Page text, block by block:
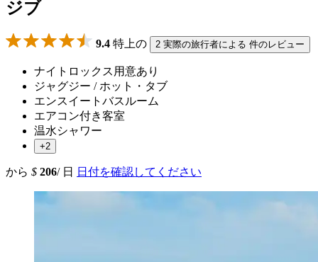
ジブ
9.4 特上の 2 実際の旅行者による 件のレビュー
ナイトロックス用意あり
ジャグジー / ホット・タブ
エンスイートバスルーム
エアコン付き客室
温水シャワー
+2
から $ 206/ 日 日付を確認してください